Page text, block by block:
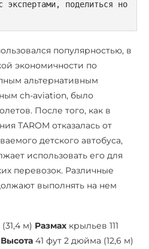
экспертами, поделиться но
популярностью, в
экономичности по
альтернативным
ch-aviation, было
После того, как в
TAROM отказалась от
детского автобуса,
использовать его для
перевозок. Различные
выполнять на нем
м) Размах крыльев 111
Высота 41 фут 2 дюйма (12,6 м)